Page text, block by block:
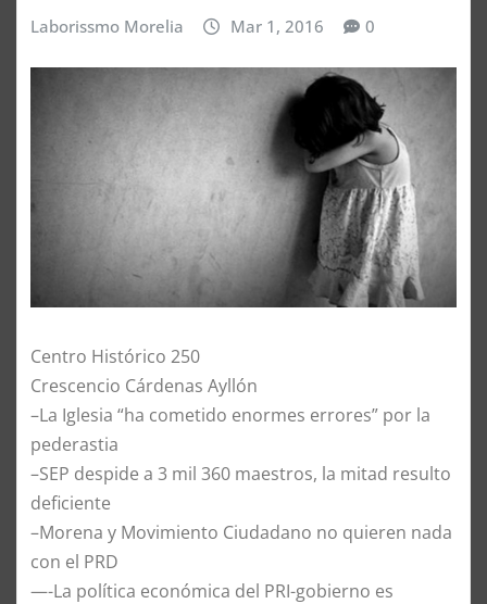
Laborissmo Morelia Mar 1, 2016 0
Centro Histórico 250
Crescencio Cárdenas Ayllón
–La Iglesia “ha cometido enormes errores” por la
pederastia
–SEP despide a 3 mil 360 maestros, la mitad resulto
deficiente
–Morena y Movimiento Ciudadano no quieren nada
con el PRD
—-La política económica del PRI-gobierno es